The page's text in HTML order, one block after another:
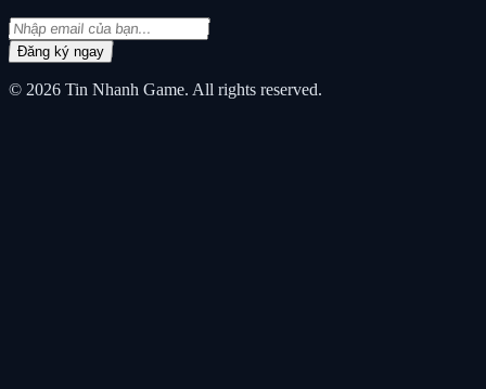
Đăng ký ngay
© 2026 Tin Nhanh Game. All rights reserved.